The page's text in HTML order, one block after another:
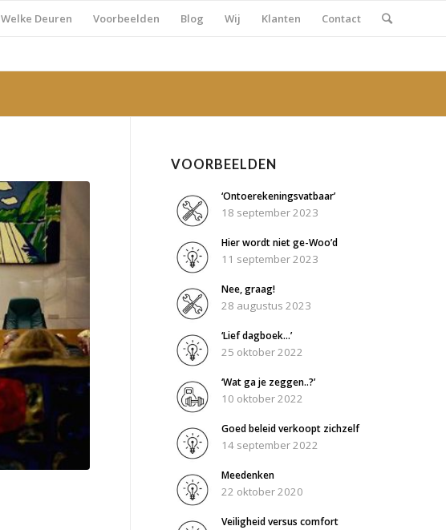
Welke Deuren Voorbeelden Blog Wij Klanten Contact
VOORBEELDEN
‘Ontoerekeningsvatbaar’
18 september 2023
Hier wordt niet ge-Woo’d
11 september 2023
Nee, graag!
28 augustus 2023
‘Lief dagboek…’
25 oktober 2022
‘Wat ga je zeggen..?’
10 oktober 2022
Goed beleid verkoopt zichzelf
14 september 2022
Meedenken
22 oktober 2020
Veiligheid versus comfort